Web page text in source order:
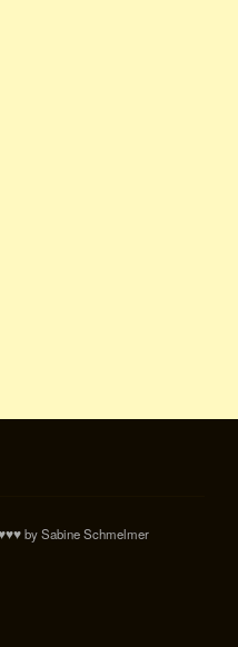
by Sabine Schmelmer